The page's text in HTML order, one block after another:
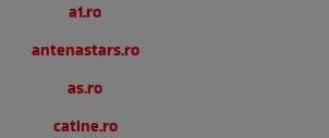
a1.ro
antenastars.ro
as.ro
catine.ro